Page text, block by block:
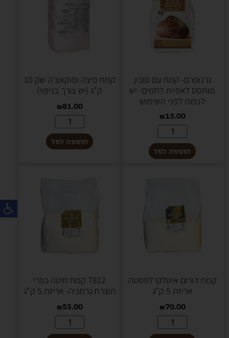
גרנופרם- קמח עם סובין
מותסס לאפיית לחמים- יש
לנפות לפני השימוש
₪15.00
הוספה לסל
קמח פיצה ופוקאצ'ה שק 10
ק"ג (יש צורך בניפוי)
₪81.00
הוספה לסל
קמח דורום איטלקי לפסטה
אריזת 5 ק"ג
₪70.00
T812 קמח חיטה כפרי
תוצרת גרמניה- אריזת 5 ק"ג
₪55.00